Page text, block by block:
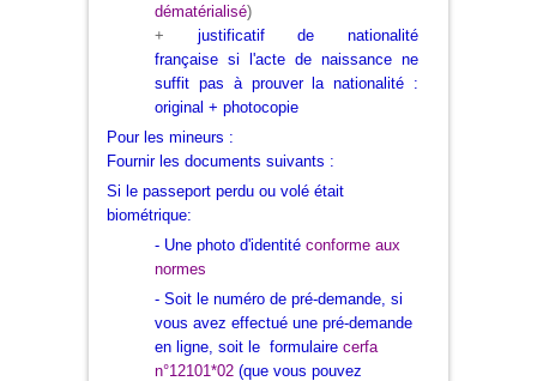
dématérialisé)
+ justificatif de nationalité
française si l'acte de naissance ne
suffit pas à prouver la nationalité :
original + photocopie
Pour les mineurs :
Fournir les documents suivants :
Si le passeport perdu ou volé était
biométrique:
- Une photo d'identité conforme aux
normes
- Soit le numéro de pré-demande , si
vous avez effectué une pré-demande
en ligne, soit le formulaire cerfa
n°12101*02 (que vous pouvez